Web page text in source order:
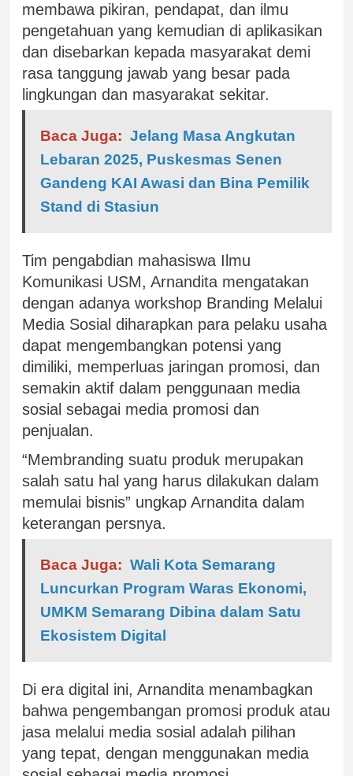
membawa pikiran, pendapat, dan ilmu
pengetahuan yang kemudian di aplikasikan
dan disebarkan kepada masyarakat demi
rasa tanggung jawab yang besar pada
lingkungan dan masyarakat sekitar.
Baca Juga: Jelang Masa Angkutan
Lebaran 2025, Puskesmas Senen
Gandeng KAI Awasi dan Bina Pemilik
Stand di Stasiun
Tim pengabdian mahasiswa Ilmu
Komunikasi USM, Arnandita mengatakan
dengan adanya workshop Branding Melalui
Media Sosial diharapkan para pelaku usaha
dapat mengembangkan potensi yang
dimiliki, memperluas jaringan promosi, dan
semakin aktif dalam penggunaan media
sosial sebagai media promosi dan
penjualan.
“Membranding suatu produk merupakan
salah satu hal yang harus dilakukan dalam
memulai bisnis” ungkap Arnandita dalam
keterangan persnya.
Baca Juga: Wali Kota Semarang
Luncurkan Program Waras Ekonomi,
UMKM Semarang Dibina dalam Satu
Ekosistem Digital
Di era digital ini, Arnandita menambagkan
bahwa pengembangan promosi produk atau
jasa melalui media sosial adalah pilihan
yang tepat, dengan menggunakan media